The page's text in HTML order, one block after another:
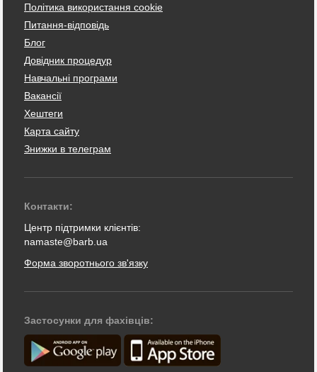
Політика використання cookie
Питання-відповідь
Блог
Довідник процедур
Навчальні програми
Вакансії
Хештеги
Карта сайту
Знижки в телеграм
Контакти:
Центр підтримки клієнтів:
namaste@barb.ua
Форма зворотнього зв'язку
Застосунки для фахівців: